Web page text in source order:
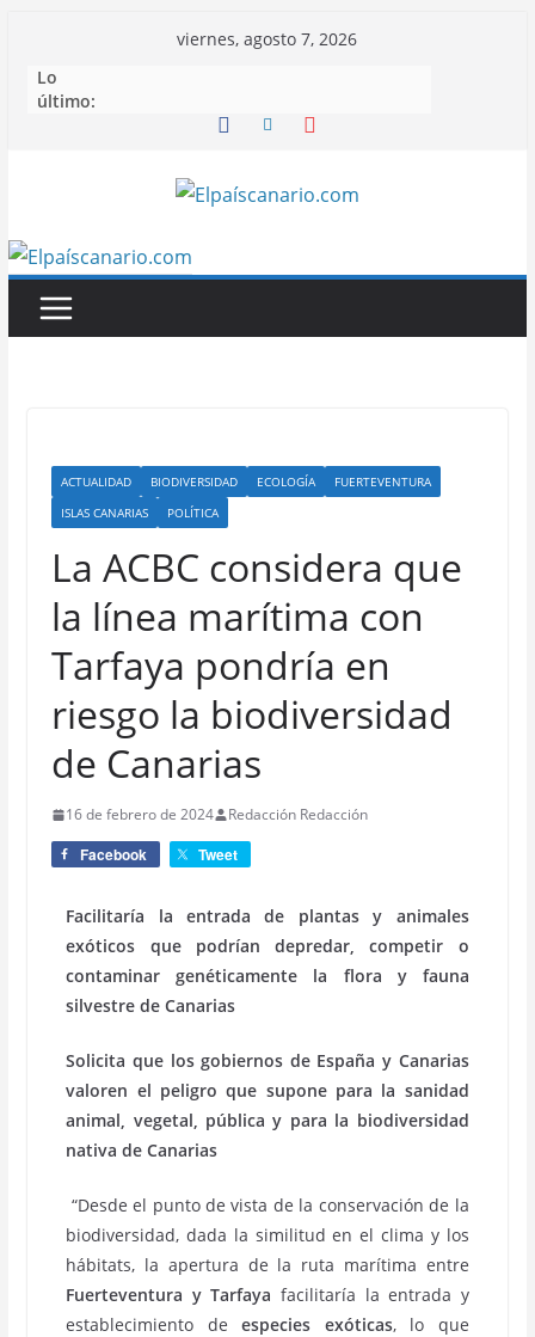
contenido
viernes, agosto 7, 2026
Lo
último:
ACTUALIDAD BIODIVERSIDAD ECOLOGÍA
FUERTEVENTURA
ISLAS CANARIAS
POLÍTICA
La ACBC considera que
la línea marítima con
Tarfaya pondría en
riesgo la biodiversidad
de Canarias
16 de febrero de 2024 Redacción Redacción
Facebook Tweet
Facilitaría la entrada de plantas y animales
exóticos que podrían depredar, competir o
contaminar genéticamente la flora y fauna
silvestre de Canarias
Solicita que los gobiernos de España y Canarias
valoren el peligro que supone para la sanidad
animal, vegetal, pública y para la biodiversidad
nativa de Canarias
“Desde el punto de vista de la conservación de la
biodiversidad, dada la similitud en el clima y los
hábitats, la apertura de la ruta marítima entre
Fuerteventura y Tarfaya facilitaría la entrada y
establecimiento deespecies exóticas, lo que